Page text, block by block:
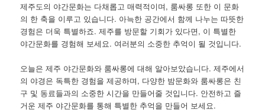
제주도의 야간문화는 다채롭고 매력적이며, 룸싸롱 또한 이 문화
의 한 축을 이루고 있습니다. 아늑한 공간에서 함께 나누는 따뜻한
경험은 더욱 특별하죠. 제주를 방문할 기회가 있다면, 이 특별한
야간문화를 경험해 보세요. 여러분의 소중한 추억이 될 것입니다.
오늘은 제주 야간문화와 룸싸롱에 대해 알아보았습니다. 제주에서
의 야경은 독특한 경험을 제공하며, 다양한 밤문화와 룸싸롱은 친
구 및 동료들과의 소중한 시간을 만들어줄 것입니다. 안전하고 즐
거운 제주 야간문화를 통해 특별한 추억을 만들어 보세요.